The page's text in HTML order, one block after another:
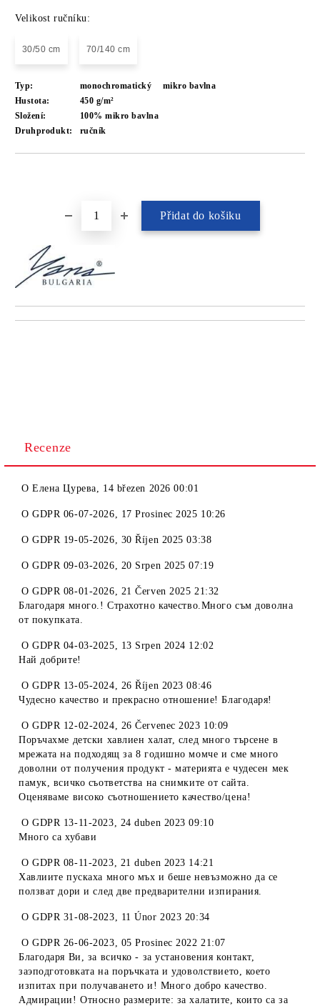
Velikost ručníku:
30/50 cm 70/140 cm
Typ: monochromatický
mikro bavlna
Hustota:
450 g/m²
Složení:
100% mikro bavlna
Druhprodukt:
ručník
Recenze
OЕлена Цурева, 14 březen 2026 00:01
OGDPR 06-07-2026, 17 Prosinec 2025 10:26
OGDPR 19-05-2026, 30 Říjen 2025 03:38
OGDPR 09-03-2026, 20 Srpen 2025 07:19
OGDPR 08-01-2026, 21 Červen 2025 21:32
Благодаря много.! Страхотно качество.Много съм доволна
от покупката.
OGDPR 04-03-2025, 13 Srpen 2024 12:02
Най добрите!
OGDPR 13-05-2024, 26 Říjen 2023 08:46
Чудесно качество и прекрасно отношение! Благодаря!
OGDPR 12-02-2024, 26 Červenec 2023 10:09
Поръчахме детски хавлиен халат, след много търсене в
мрежата на подходящ за 8 годишно момче и сме много
доволни от получения продукт - материята е чудесен мек
памук, всичко съответства на снимките от сайта.
Оценяваме високо съотношението качество/цена!
OGDPR 13-11-2023, 24 duben 2023 09:10
Много са хубави
OGDPR 08-11-2023, 21 duben 2023 14:21
Хавлиите пускаха много мъх и беше невъзможно да се
ползват дори и след две предварителни изпирания.
OGDPR 31-08-2023, 11 Únor 2023 20:34
OGDPR 26-06-2023, 05 Prosinec 2022 21:07
Благодаря Ви, за всичко - за установения контакт,
заэподготовката на поръчката и удоволствието, което
изпитах при получаването и! Много добро качество.
Адмирации! Относно размерите: за халатите, които са за